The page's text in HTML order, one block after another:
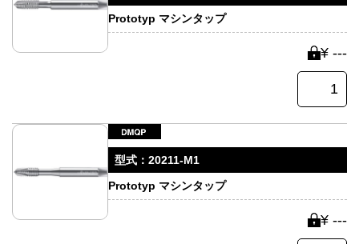
Prototyp マシンタップ
¥ ---
型式： 20211-M1
Prototyp マシンタップ
¥ ---